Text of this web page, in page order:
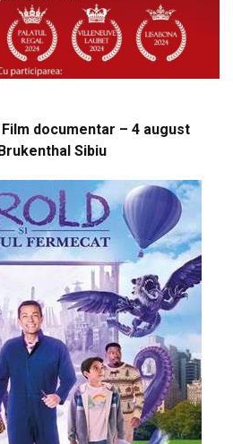
Film documentar – 4 august
Sibiu